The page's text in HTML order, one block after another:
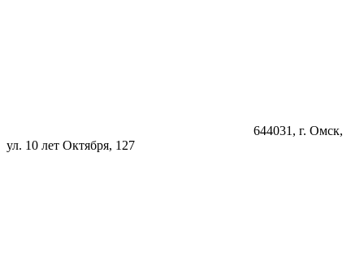
644031 , г. Омск,
ул. 10 лет Октября, 127